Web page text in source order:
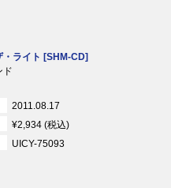
・ライト [SHM-CD]
ド
2011.08.17
¥2,934 (税込)
UICY-75093